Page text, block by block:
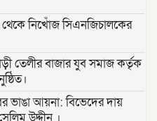
থেকে নিখোঁজ সিএনজিচালকের
তেলীর বাজার যুব সমাজ কর্তৃক
ভাঙা আয়না: বিভেদের দায়
উদ্দীন ।